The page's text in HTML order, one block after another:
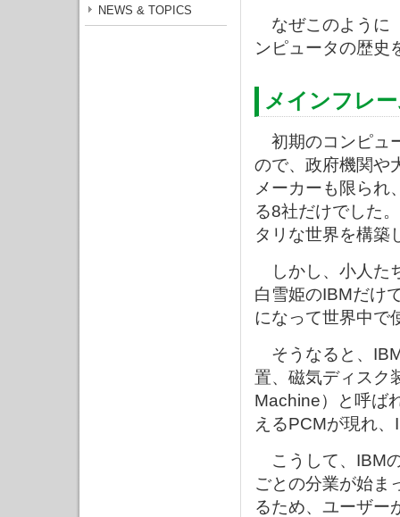
NEWS & TOPICS
なぜこのように
ンピュータの歴史
メインフレ
初期のコンピュ
ので、政府機関や
メーカーも限られ
る8社だけでした
タリな世界を構築
しかし、小人た
白雪姫のIBMだけ
になって世界中で
そうなると、
置、磁気ディスク
Machine）と呼ば
えるPCMが現れ
こうして、IBM
ごとの分業が始ま
るため、ユーザー